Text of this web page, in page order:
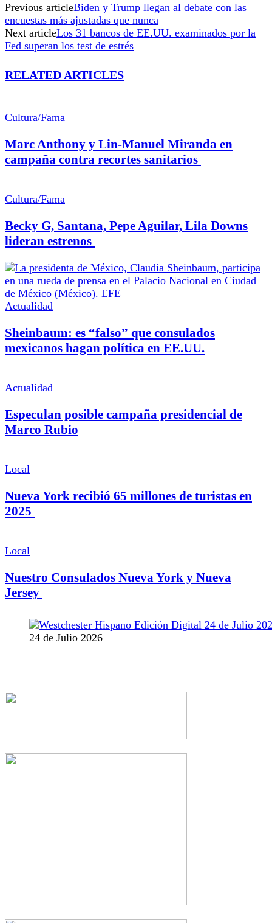
Previous articleBiden y Trump llegan al debate con las
encuestas más ajustadas que nunca
Next articleLos 31 bancos de EE.UU. examinados por la
Fed superan los test de estrés
RELATED ARTICLES
Cultura/Fama
Marc Anthony y Lin-Manuel Miranda en
campaña contra recortes sanitarios
Cultura/Fama
Becky G, Santana, Pepe Aguilar, Lila Downs
lideran estrenos
Actualidad
Sheinbaum: es “falso” que consulados
mexicanos hagan política en EE.UU.
Actualidad
Especulan posible campaña presidencial de
Marco Rubio
Local
Nueva York recibió 65 millones de turistas en
2025
Local
Nuestro Consulados Nueva York y Nueva
Jersey
24 de Julio 2026